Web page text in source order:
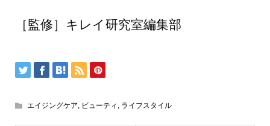
［監修］キレイ研究室編集部
エイジングケア, ビューティ , ライフスタイル